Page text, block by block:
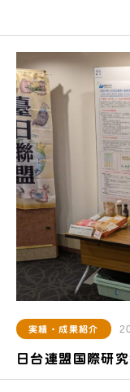
実績・成果紹介
日台連盟国際研